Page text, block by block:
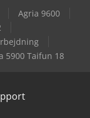
Agria 9600
5900 Taifun 18